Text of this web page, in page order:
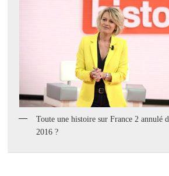
Toute une histoire sur France 2 annulé
2016 ?